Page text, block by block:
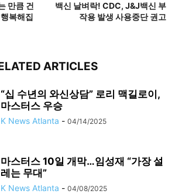
만큼 건
복해집
백신 날벼락! CDC, J&J백신 부
작용 발생 사용중단 권고
ARTICLES
“십 수년의 와신상담” 로리 맥길로이,
마스터스 우승
K News Atlanta - 04/14/2025
마스터스 10일 개막…임성재 “가장 설
레는 무대”
K News Atlanta - 04/08/2025